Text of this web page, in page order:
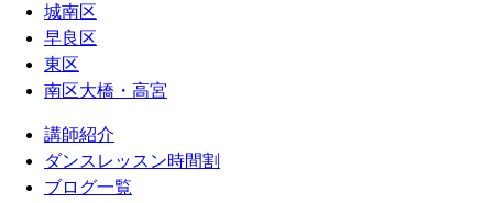
城南区
早良区
東区
南区大橋・高宮
講師紹介
ダンスレッスン時間割
ブログ一覧